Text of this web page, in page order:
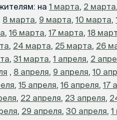
на 1 марта, 2 марта
8 марта, 9 марта, 10 марта,
, 16 марта, 17 марта, 18
, 24 марта, 25 марта, 26
, 31 марта, 1 апреля, 2
, 8 апреля, 9 апреля, 10
, 15 апреля, 16 апреля, 17
, 22 апреля, 23 апреля,
, 29 апреля, 30 апреля, 1